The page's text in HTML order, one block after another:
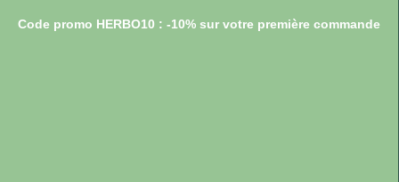
Code promo HERBO10 : -10% sur votre première commande